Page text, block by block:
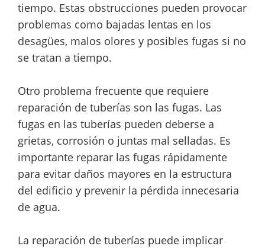
tiempo. Estas obstrucciones pueden provocar
problemas como bajadas lentas en los
desagües, malos olores y posibles fugas si no
se tratan a tiempo.
Otro problema frecuente que requiere
reparación de tuberías son las fugas. Las
fugas en las tuberías pueden deberse a
grietas, corrosión o juntas mal selladas. Es
importante reparar las fugas rápidamente
para evitar daños mayores en la estructura
del edificio y prevenir la pérdida innecesaria
de agua.
La reparación de tuberías puede implicar